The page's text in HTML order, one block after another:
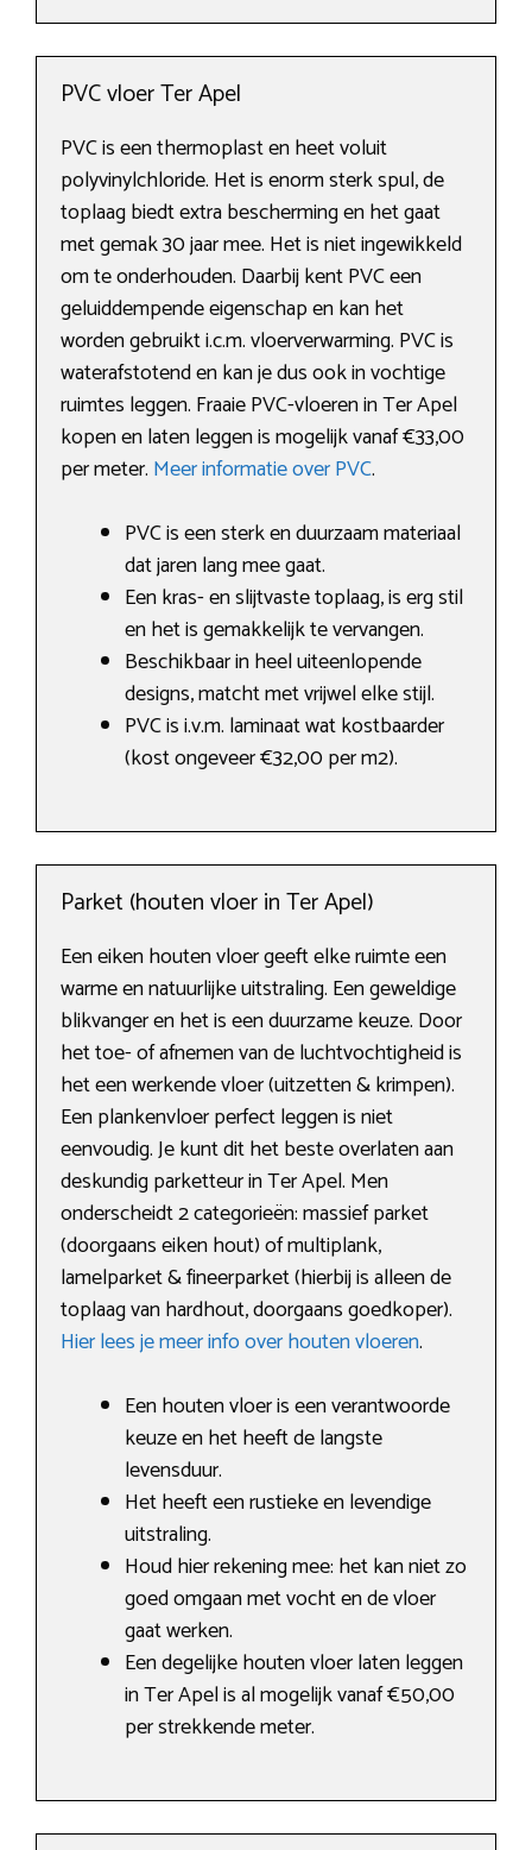
PVC vloer Ter Apel
PVC is een thermoplast en heet voluit
polyvinylchloride. Het is enorm sterk spul, de
toplaag biedt extra bescherming en het gaat
met gemak 30 jaar mee. Het is niet ingewikkeld
om te onderhouden. Daarbij kent PVC een
geluiddempende eigenschap en kan het
worden gebruikt i.c.m. vloerverwarming. PVC is
waterafstotend en kan je dus ook in vochtige
ruimtes leggen. Fraaie PVC-vloeren in Ter Apel
kopen en laten leggen is mogelijk vanaf €33,00
per meter. Meer informatie over PVC.
PVC is een sterk en duurzaam materiaal
dat jaren lang mee gaat.
Een kras- en slijtvaste toplaag, is erg stil
en het is gemakkelijk te vervangen.
Beschikbaar in heel uiteenlopende
designs, matcht met vrijwel elke stijl.
PVC is i.v.m. laminaat wat kostbaarder
(kost ongeveer €32,00 per m2).
Parket (houten vloer in Ter Apel)
Een eiken houten vloer geeft elke ruimte een
warme en natuurlijke uitstraling. Een geweldige
blikvanger en het is een duurzame keuze. Door
het toe- of afnemen van de luchtvochtigheid is
het een werkende vloer (uitzetten & krimpen).
Een plankenvloer perfect leggen is niet
eenvoudig. Je kunt dit het beste overlaten aan
deskundig parketteur in Ter Apel. Men
onderscheidt 2 categorieën: massief parket
(doorgaans eiken hout) of multiplank,
lamelparket & fineerparket (hierbij is alleen de
toplaag van hardhout, doorgaans goedkoper).
Hier lees je meer info over houten vloeren.
Een houten vloer is een verantwoorde
keuze en het heeft de langste
levensduur.
Het heeft een rustieke en levendige
uitstraling.
Houd hier rekening mee: het kan niet zo
goed omgaan met vocht en de vloer
gaat werken.
Een degelijke houten vloer laten leggen
in Ter Apel is al mogelijk vanaf €50,00
per strekkende meter.